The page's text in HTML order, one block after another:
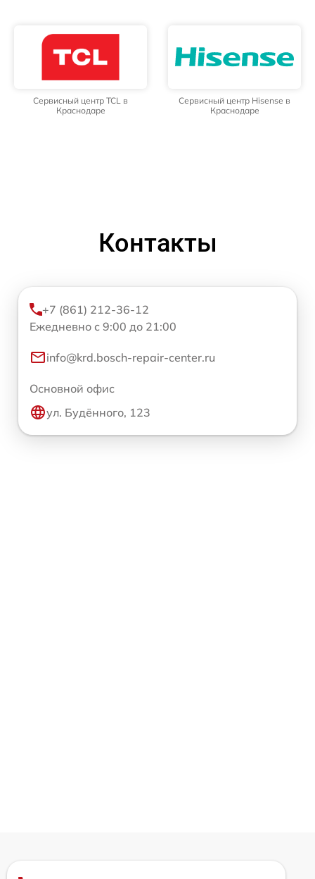
Сервисный центр TCL в
Краснодаре
Сервисный центр Hisense в
Краснодаре
Контакты
+7 (861) 212-36-12
Ежедневно с 9:00 до 21:00
info@krd.bosch-repair-center.ru
Основной офис
ул. Будённого, 123